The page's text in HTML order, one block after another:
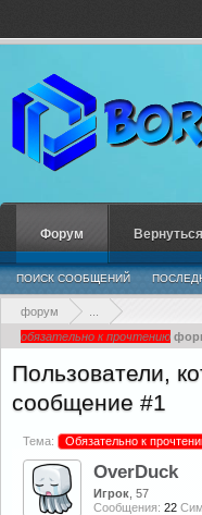
форум
обязательно к прочтению
Пользователи,
сообщение #1
Тема: Обязательно к
OverDuck
Игрок , 57
Сообщения: 22
Форум
ПОИСК СООБЩЕНИЙ